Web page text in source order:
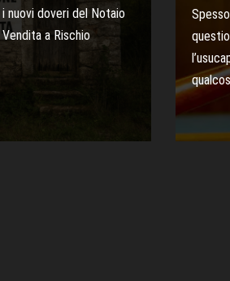
nuovi doveri del Notaio
a Rischio